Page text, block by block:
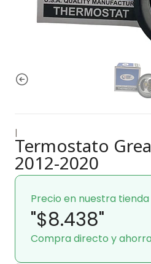
|
Termostato
2012-2020
Precio en nuestra tienda
"$8.438"
Compra directo y ahorra